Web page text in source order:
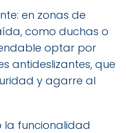
en zonas de
como duchas o
optar por
antideslizantes, que
y agarre al
la funcionalidad